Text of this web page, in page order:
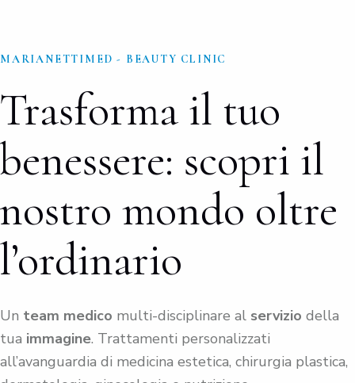
MARIANETTIMED - BEAUTY CLINIC
Trasforma il tuo
benessere: scopri il
nostro mondo oltre
l’ordinario
Un team medico multi-disciplinare al servizio della
tua immagine. Trattamenti personalizzati
all’avanguardia di medicina estetica, chirurgia plastica,